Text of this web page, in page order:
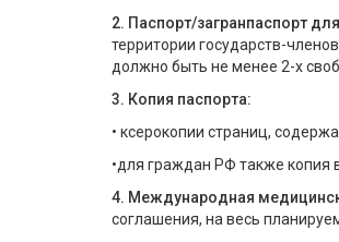
2. Паспорт/загранпаспорт
территории государств-
должно быть не менее 2-х
3. Копия паспорта:
• ксерокопии страниц,
•для граждан РФ также копия
4. Международная
соглашения, на весь